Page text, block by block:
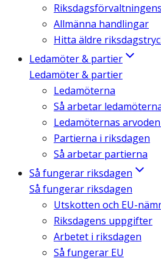
Allmänna handlingar
Hitta äldre
Ledamöter & partier
Ledamöter & partier
Ledamöterna
Så arbetar
Ledamöternas
Partierna i riksdagen
Så arbetar partierna
Så fungerar riksdagen
Så fungerar riksdagen
Utskotten och EU-
Riksdagens uppgifter
Arbetet i riksdagen
Så fungerar EU